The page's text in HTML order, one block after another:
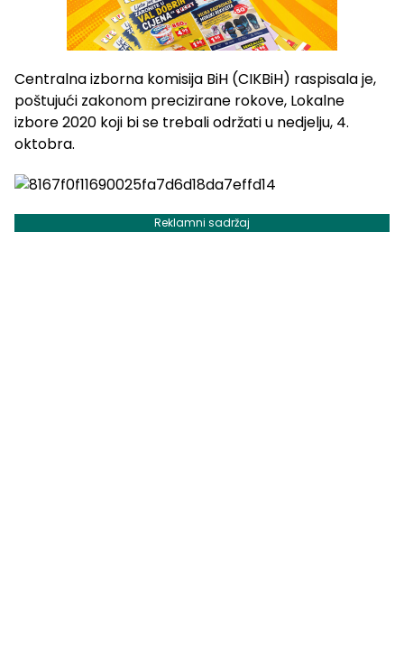
Centralna izborna komisija BiH (CIKBiH) raspisala je,
poštujući zakonom precizirane rokove, Lokalne
izbore 2020 koji bi se trebali održati u nedjelju, 4.
oktobra.
Reklamni sadržaj